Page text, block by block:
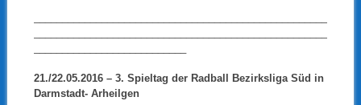
21./22.05.2016 – 3. Spieltag der Radball Bezirksliga Süd in
Darmstadt- Arheilgen